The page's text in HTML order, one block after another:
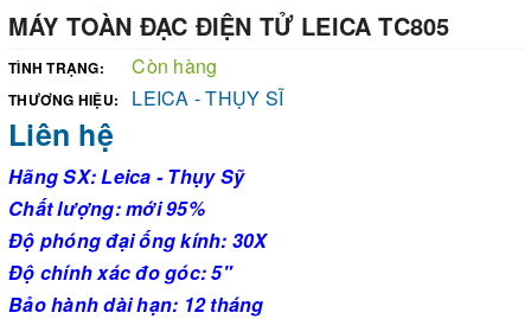
MÁY TOÀN ĐẠC ĐIỆN TỬ LEICA TC805
TÌNH TRẠNG: Còn hàng
THƯƠNG HIỆU: LEICA - THỤY SĨ
Liên hệ
Hãng SX: Leica - Thụy Sỹ
Chất lượng: mới 95%
Độ phóng đại ống kính: 30X
Độ chính xác đo góc: 5"
Bảo hành dài hạn: 12 tháng